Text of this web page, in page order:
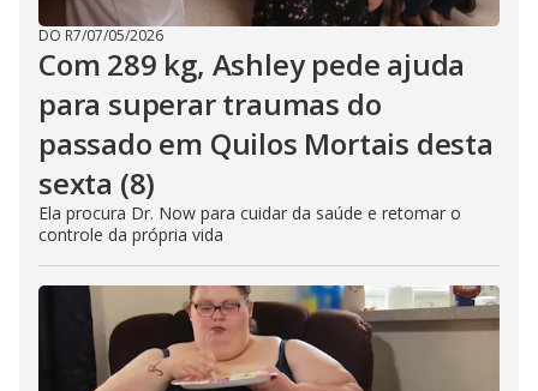
DO R7/07/05/2026
Com 289 kg, Ashley pede ajuda
para superar traumas do
passado em Quilos Mortais desta
sexta (8)
Ela procura Dr. Now para cuidar da saúde e retomar o
controle da própria vida